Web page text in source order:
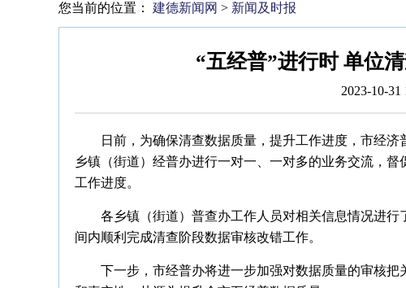
您当前的位置： 建德新闻网 > 新闻及时报
“五经普”进行时 单位
2023-10-31
日前，为确保清查数据质量，提升工作进度，市经
乡镇（街道）经普办进行一对一、一对多的业务交流，
工作进度。
各乡镇（街道）普查办工作人员对相关信息情况进
间内顺利完成清查阶段数据审核改错工作。
下一步，市经普办将进一步加强对数据质量的审核